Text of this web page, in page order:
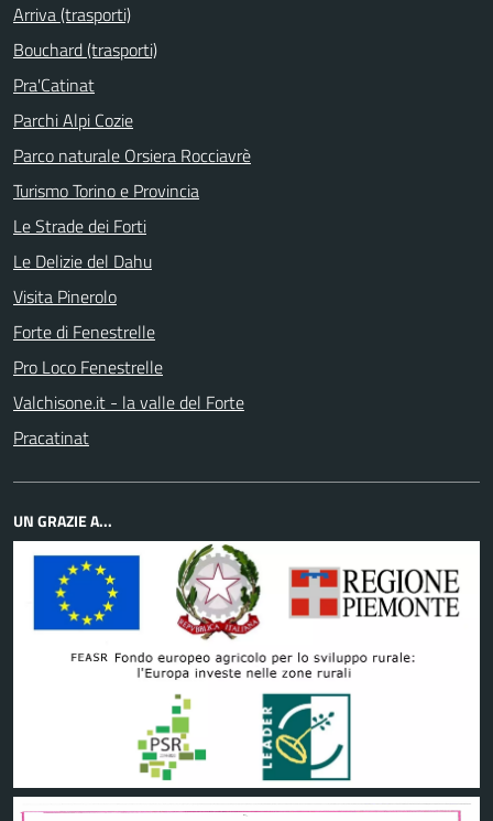
Arriva (trasporti)
Bouchard (trasporti)
Pra'Catinat
Parchi Alpi Cozie
Parco naturale Orsiera Rocciavrè
Turismo Torino e Provincia
Le Strade dei Forti
Le Delizie del Dahu
Visita Pinerolo
Forte di Fenestrelle
Pro Loco Fenestrelle
Valchisone.it - la valle del Forte
Pracatinat
UN GRAZIE A...